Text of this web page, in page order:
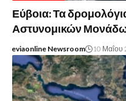
Εύβοια: Τα
Αστυνομικών
eviaonline Newsroom 10 Μαΐου